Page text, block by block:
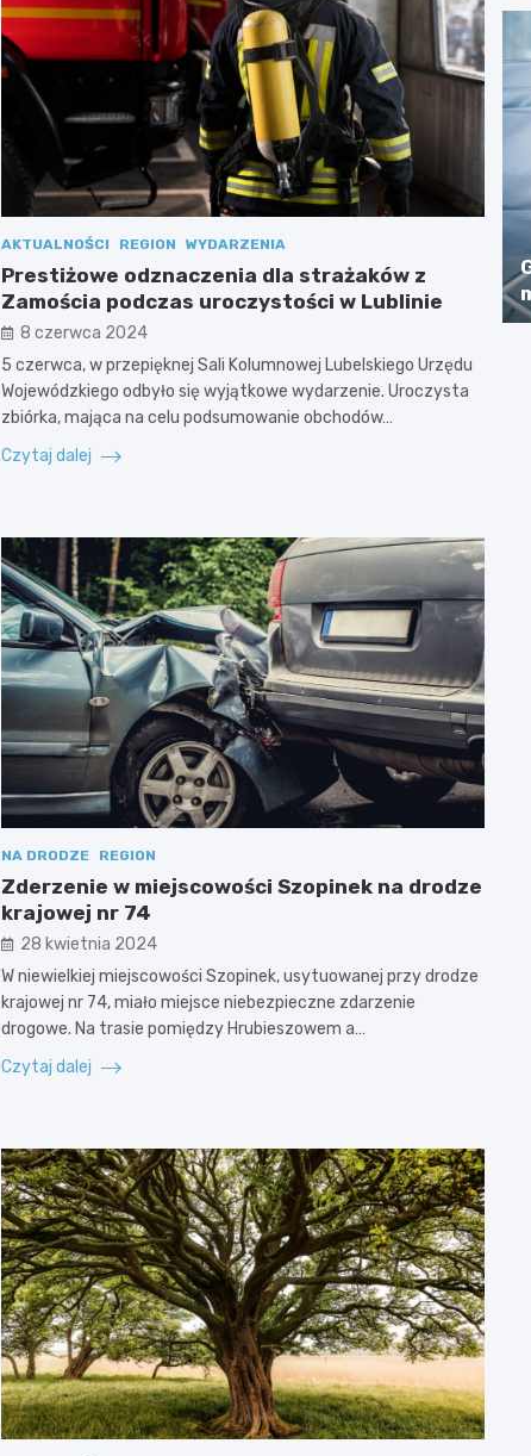
AKTUALNOŚCI REGION WYDARZENIA
Prestiżowe odznaczenia dla strażaków z
Zamościa podczas uroczystości w Lublinie
8 czerwca 2024
5 czerwca, w przepięknej Sali Kolumnowej Lubelskiego Urzędu
Wojewódzkiego odbyło się wyjątkowe wydarzenie. Uroczysta
zbiórka, mająca na celu podsumowanie obchodów…
Czytaj dalej
NA DRODZE REGION
Zderzenie w miejscowości Szopinek na drodze
krajowej nr 74
28 kwietnia 2024
W niewielkiej miejscowości Szopinek, usytuowanej przy drodze
krajowej nr 74, miało miejsce niebezpieczne zdarzenie
drogowe. Na trasie pomiędzy Hrubieszowem a…
Czytaj dalej